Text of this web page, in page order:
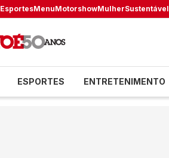
EsportesMenuMotorshowMulherSustentável
ESPORTES ENTRETENIMENTO